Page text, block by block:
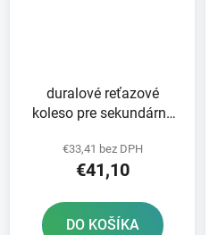
duralové reťazové
koleso pre sekundárne
Anglicko 50 zubov
€33,41 bez DPH
€41,10
DO KOŠÍKA